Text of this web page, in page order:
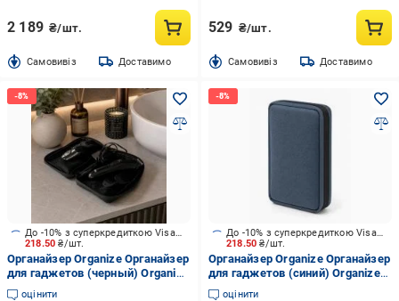
2 189 ₴/шт.
Cамовивіз Доставимо
529 ₴/шт.
Cамовивіз Доставимо
218.50₴/шт.
До -10% з суперкредиткою Visa Вигода
Органайзер Organize Органайзер
для гаджетов (черный) Organize
чорний
оцінити
218.50₴/шт.
До -10% з суперкредиткою Visa Вигода
Органайзер Organize Органайзер
для гаджетов (синий) Organize
сірий
оцінити